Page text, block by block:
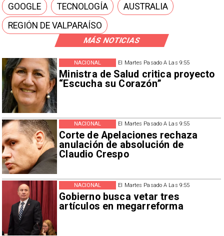
MÁS NOTICIAS
El Martes Pasado A Las 9:55
Ministra de Salud critica proyecto
“Escucha su Corazón”
NACIONAL
El Martes Pasado A Las 9:55
Corte de Apelaciones rechaza
anulación de absolución de
Claudio Crespo
NACIONAL
El Martes Pasado A Las 9:55
Gobierno busca vetar tres
artículos en megarreforma
NACIONAL
GOOGLE TECNOLOGÍA
AUSTRALIA
REGIÓN DE VALPARAÍSO